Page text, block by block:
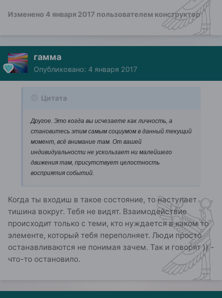
Изменено 4 января 2017 пользователем конструктор
гамма
Опубликовано: 4 января 2017
Цитата
Другое. Это когда вы исчезаете как личность, а
становитесь этим самым социумом в данный текущий
момент, всё внимание там. От вашей
индивидуальности не ускользает ни малейшего
движения там, присутствует целостность
восприятия событий.
Когда ты входиш в такое состояние, то наступает
тишина вокруг. Тебя не видят. Взаимодействие
происходит только с теми, кто нуждается в каком то
элементе, который тебя переполняет. Люди просто
останавливаются не понимая зачем. Так и говорят )) -
что-то остановило.